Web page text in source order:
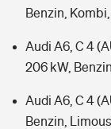
Benzin,
Audi A6, C 4
206 kW,
Audi A6, C 4
Benzin,